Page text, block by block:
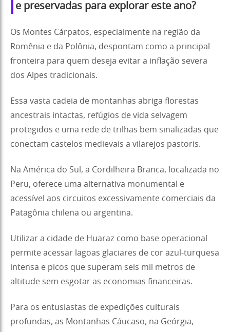
e preservadas para explorar este ano?
Os Montes Cárpatos, especialmente na região da
Romênia e da Polônia, despontam como a principal
fronteira para quem deseja evitar a inflação severa
dos Alpes tradicionais.
Essa vasta cadeia de montanhas abriga florestas
ancestrais intactas, refúgios de vida selvagem
protegidos e uma rede de trilhas bem sinalizadas que
conectam castelos medievais a vilarejos pastoris.
Na América do Sul, a Cordilheira Branca, localizada no
Peru, oferece uma alternativa monumental e
acessível aos circuitos excessivamente comerciais da
Patagônia chilena ou argentina.
Utilizar a cidade de Huaraz como base operacional
permite acessar lagoas glaciares de cor azul-turquesa
intensa e picos que superam seis mil metros de
altitude sem esgotar as economias financeiras.
Para os entusiastas de expedições culturais
profundas, as Montanhas Cáucaso, na Geórgia,